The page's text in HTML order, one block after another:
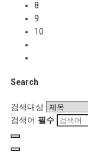
8
9
10
Search
검색대상
검색어 필수